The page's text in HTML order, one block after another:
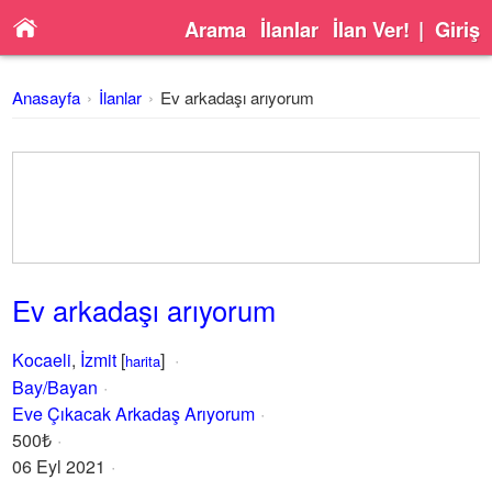
Arama İlanlar İlan Ver! | Giriş
Anasayfa İlanlar Ev arkadaşı arıyorum
Ev arkadaşı arıyorum
Kocaeli, İzmit [harita]
Bay/Bayan
Eve Çıkacak Arkadaş Arıyorum
500₺
06 Eyl 2021